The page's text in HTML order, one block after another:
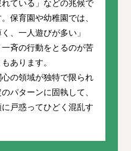
ている」などの兆候で
保育園や幼稚園では、
、一人遊びが多い」
斉の行動をとるのが苦
あります。
の領域が独特で限られ
パターンに固執して、
戸惑ってひどく混乱す